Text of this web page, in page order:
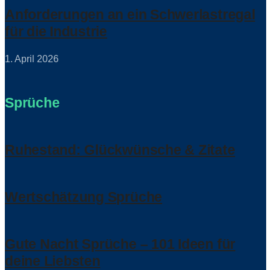
Anforderungen an ein Schwerlastregal
für die Industrie
1. April 2026
Sprüche
Ruhestand: Glückwünsche & Zitate
Wertschätzung Sprüche
Gute Nacht Sprüche – 101 Ideen für
deine Liebsten